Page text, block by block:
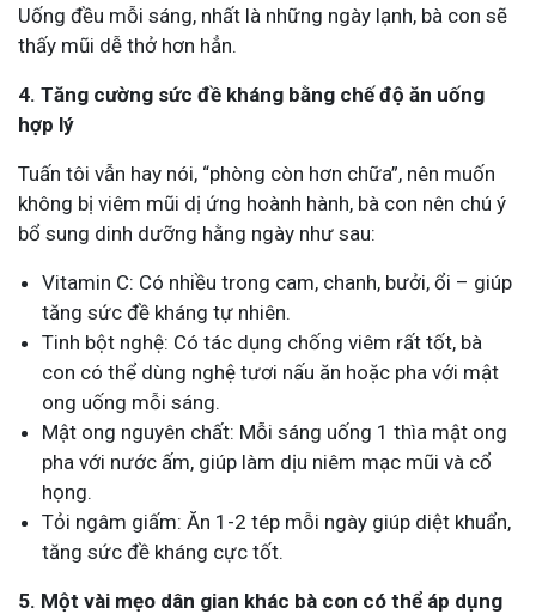
Uống đều mỗi sáng, nhất là những ngày lạnh, bà con sẽ
thấy mũi dễ thở hơn hẳn.
4. Tăng cường sức đề kháng bằng chế độ ăn uống
hợp lý
Tuấn tôi vẫn hay nói, “phòng còn hơn chữa”, nên muốn
không bị viêm mũi dị ứng hoành hành, bà con nên chú ý
bổ sung dinh dưỡng hằng ngày như sau:
Vitamin C: Có nhiều trong cam, chanh, bưởi, ổi – giúp
tăng sức đề kháng tự nhiên.
Tinh bột nghệ: Có tác dụng chống viêm rất tốt, bà
con có thể dùng nghệ tươi nấu ăn hoặc pha với mật
ong uống mỗi sáng.
Mật ong nguyên chất: Mỗi sáng uống 1 thìa mật ong
pha với nước ấm, giúp làm dịu niêm mạc mũi và cổ
họng.
Tỏi ngâm giấm: Ăn 1-2 tép mỗi ngày giúp diệt khuẩn,
tăng sức đề kháng cực tốt.
5. Một vài mẹo dân gian khác bà con có thể áp dụng